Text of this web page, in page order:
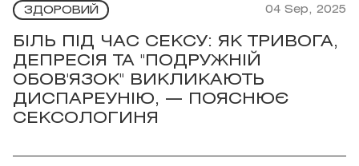
ЗДОРОВИЙ 04 Sep, 2025
БІЛЬ ПІД ЧАС СЕКСУ: ЯК ТРИВОГА,
ДЕПРЕСІЯ ТА "ПОДРУЖНІЙ
ОБОВ'ЯЗОК" ВИКЛИКАЮТЬ
ДИСПАРЕУНІЮ, — ПОЯСНЮЄ
СЕКСОЛОГИНЯ